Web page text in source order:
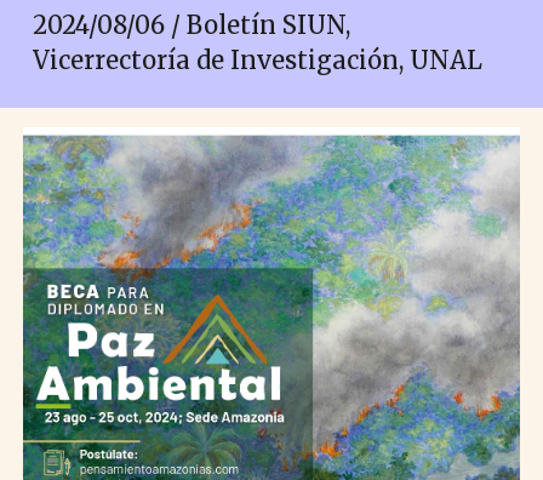
2024/08/06 / Boletín SIUN,
Vicerrectoría de Investigación, UNAL